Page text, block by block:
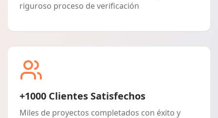
riguroso proceso de verificación
+1000 Clientes Satisfechos
Miles de proyectos completados con éxito y